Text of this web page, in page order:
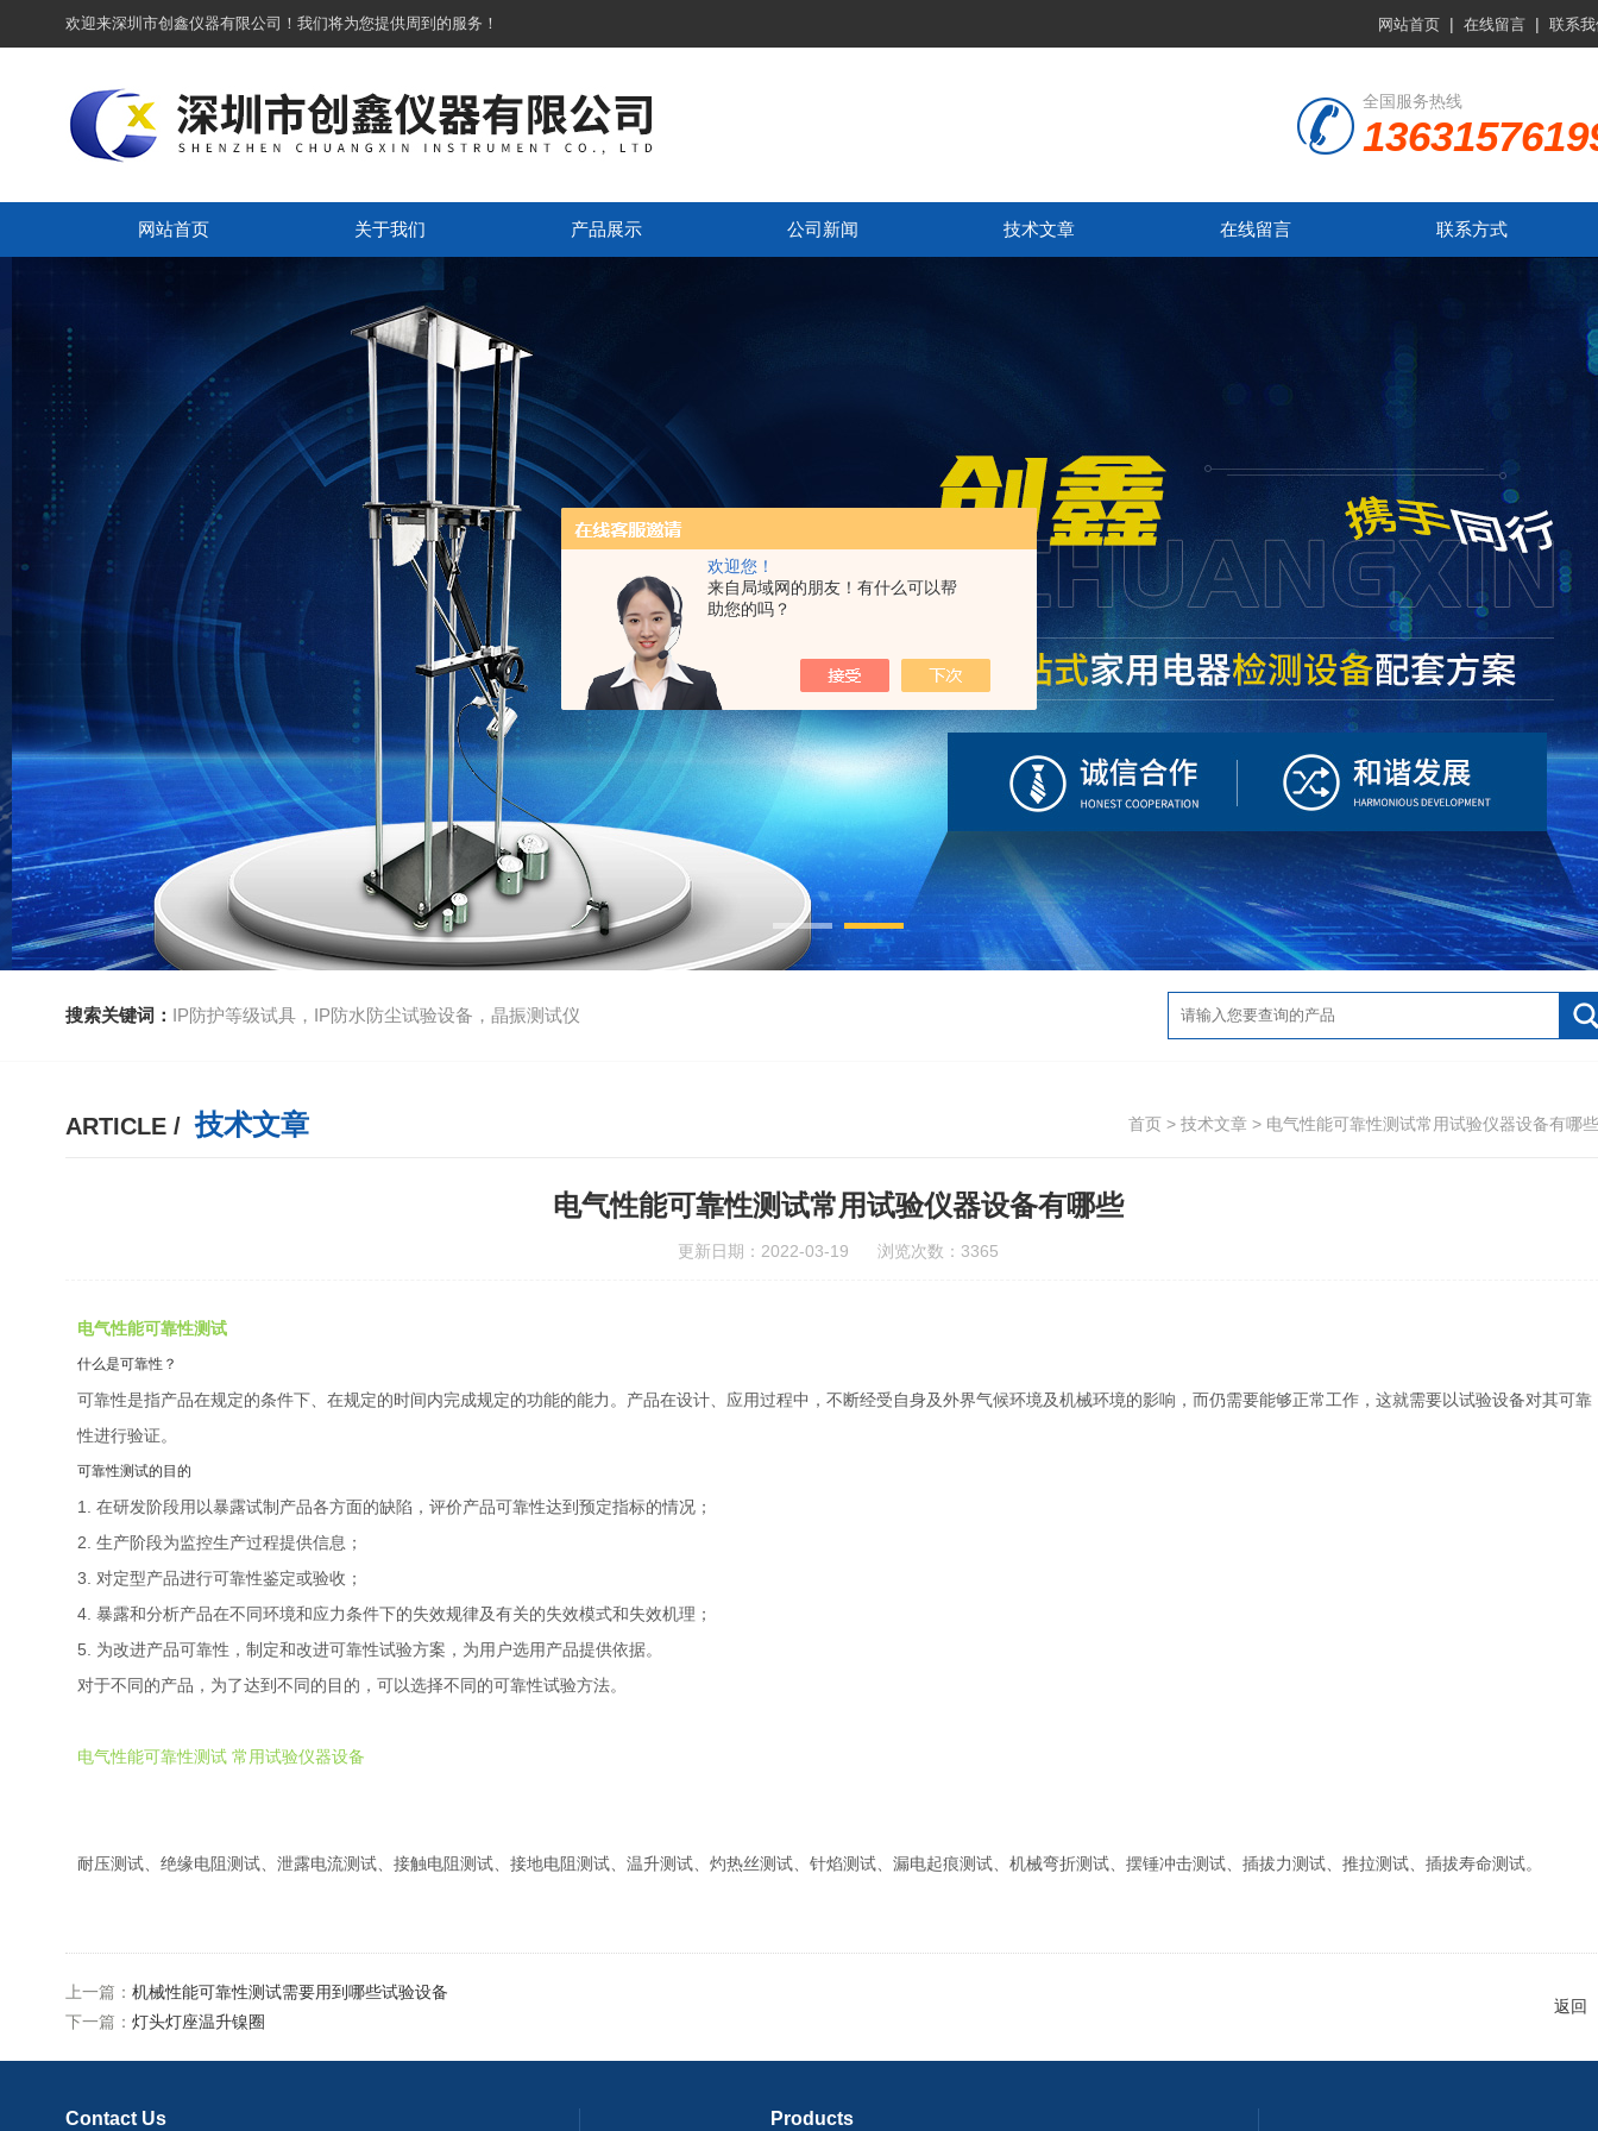
欢迎您！
来自局域网的朋友！有什么可以帮
助您的吗？
欢迎来深圳市创鑫仪器有限公司！我们将为您提供周到的服务！ 网站首页 | 在线留言 | 联系
全国服务热线
网站首页 关于我们 产品展示 公司新闻 技术文章 在线留言 联系方式
搜索关键词： IP防护等级试具，IP防水防尘试验设备，晶振测试仪
ARTICLE / 技术文章 首页 > 技术文章 > 电气性能可靠性测试常用试验仪器设备有哪些
电气性能可靠性测试常用试验仪器设备有哪些
更新日期：2022-03-19 浏览次数：3365
电气性能可靠性测试
什么是可靠性？
可靠性是指产品在规定的条件下、在规定的时间内完成规定的功能的能力。产品在设计、应用过程中，不断经受自身及外界气候环境及机械环境的影响，而仍需要能够正常工作，这就需要以试验设备对其可靠
性进行验证。
可靠性测试的目的
1. 在研发阶段用以暴露试制产品各方面的缺陷，评价产品可靠性达到预定指标的情况；
2. 生产阶段为监控生产过程提供信息；
3. 对定型产品进行可靠性鉴定或验收；
4. 暴露和分析产品在不同环境和应力条件下的失效规律及有关的失效模式和失效机理；
5. 为改进产品可靠性，制定和改进可靠性试验方案，为用户选用产品提供依据。
对于不同的产品，为了达到不同的目的，可以选择不同的可靠性试验方法。
电气性能可靠性测试 常用试验仪器设备
耐压测试、绝缘电阻测试、泄露电流测试、接触电阻测试、接地电阻测试、温升测试、灼热丝测试、针焰测试、漏电起痕测试、机械弯折测试、摆锤冲击测试、插拔力测试、推拉测试、插拔寿命测试。
上一篇： 机械性能可靠性测试需要用到哪些试验设备
下一篇： 灯头灯座温升镍圈
返回
Contact Us Products